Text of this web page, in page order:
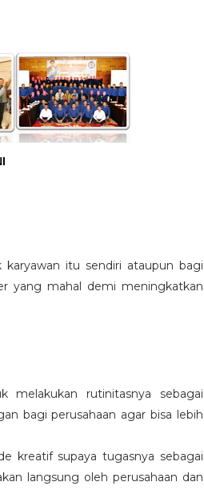
itu sendiri ataupun bagi
yang mahal demi meningkatkan
melakukan rutinitasnya sebagai
bagi perusahaan agar bisa lebih
kreatif supaya tugasnya sebagai
langsung oleh perusahaan dan